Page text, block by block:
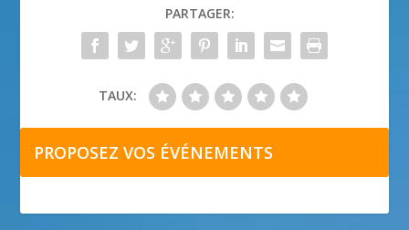
PARTAGER:
TAUX:
PROPOSEZ VOS ÉVÉNEMENTS